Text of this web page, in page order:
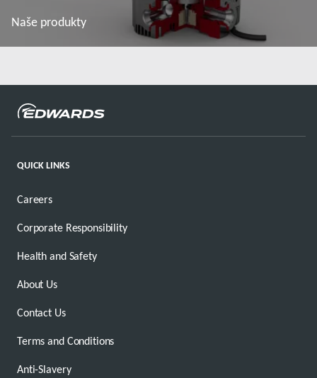
Naše produkty
QUICK LINKS
Careers
Corporate Responsibility
Health and Safety
About Us
Contact Us
Terms and Conditions
Anti-Slavery